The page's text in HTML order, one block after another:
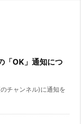
OK」通知につ
チャンネル)に通知を